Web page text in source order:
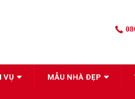
VỤ MẪU NHÀ ĐẸP